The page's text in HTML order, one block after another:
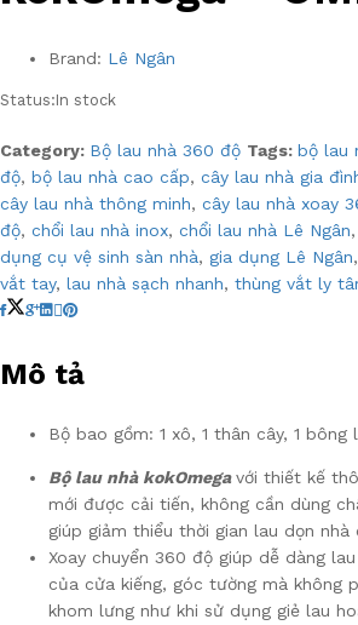
Brand: Lê Ngân
Status:In stock
Category: Bộ lau nhà 360 độ Tags: bộ lau
độ, bộ lau nhà cao cấp, cây lau nhà gia
cây lau nhà thông minh, cây lau nhà xoay
độ, chổi lau nhà inox, chổi lau nhà Lê Ngân,
dụng cụ vệ sinh sàn nhà, gia dụng Lê Ngân,
vắt tay, lau nhà sạch nhanh, thùng vắt ly
Mô tả
Bộ bao gồm: 1 xô, 1 thân cây, 1 bông
Bộ lau nhà kokOmegavới thiết kế
mới được cải tiến, không cần dùng
giúp giảm thiểu thời gian lau dọn nhà
Xoay chuyển 360 độ giúp dễ dàng
của cửa kiếng, góc tường mà không
khom lưng như khi sử dụng giẻ lau